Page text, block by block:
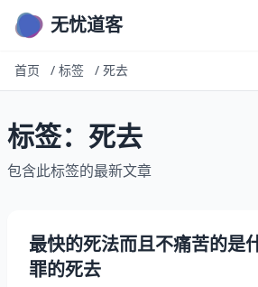
无忧道客
首页 / 标签 / 死去
标签：死去
包含此标签的最新文章
最快的死法而且不痛苦的是
罪的死去